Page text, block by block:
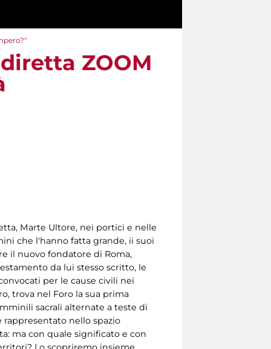
ZOOM​
Marte Ultore, nei portici e nelle
che l'hanno fatta grande, ii suoi
il nuovo fondatore di Roma,
da lui stesso scritto, le
per le cause civili nei
trova nel Foro la sua prima
sacrali alternate a teste di
nello spazio
ma con quale significato e con